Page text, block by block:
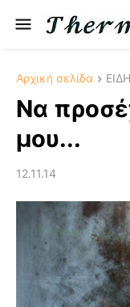
Αρχική σελίδα
Να
μου...
12.11.14